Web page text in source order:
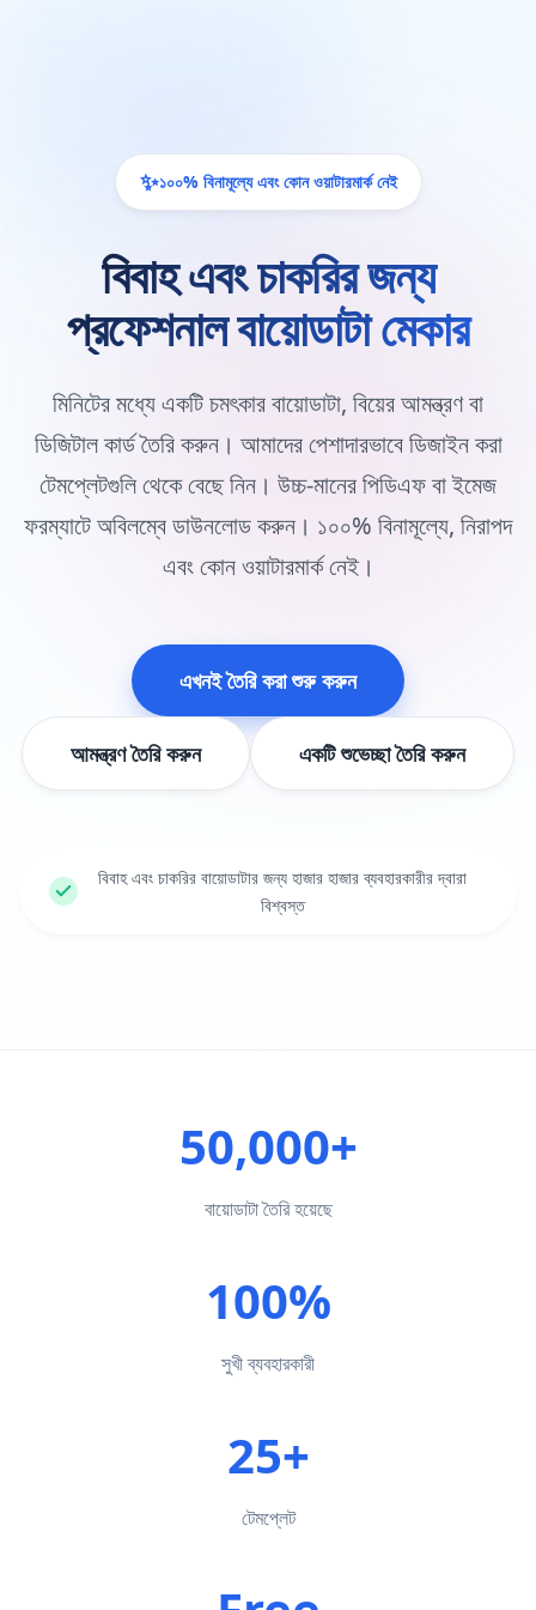
✨১০০% বিনামূল্যে এবং কোন ওয়াটারমার্ক নেই
বিবাহ এবং চাকরির জন্য
প্রফেশনাল বায়োডাটা মেকার
মিনিটের মধ্যে একটি চমৎকার বায়োডাটা, বিয়ের আমন্ত্রণ বা
ডিজিটাল কার্ড তৈরি করুন। আমাদের পেশাদারভাবে ডিজাইন করা
টেমপ্লেটগুলি থেকে বেছে নিন। উচ্চ-মানের পিডিএফ বা ইমেজ
ফরম্যাটে অবিলম্বে ডাউনলোড করুন। ১০০% বিনামূল্যে, নিরাপদ
এবং কোন ওয়াটারমার্ক নেই।
এখনই তৈরি করা শুরু করুন
আমন্ত্রণ তৈরি করুন একটি শুভেচ্ছা তৈরি করুন
বিবাহ এবং চাকরির বায়োডাটার জন্য হাজার হাজার ব্যবহারকারীর দ্বারা
বিশ্বস্ত
50,000+
বায়োডাটা তৈরি হয়েছে
100%
সুখী ব্যবহারকারী
25+
টেমপ্লেট